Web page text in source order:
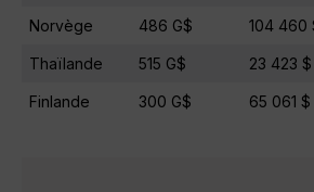
Norvège 486 G$ 104 460
Thaïlande 515 G$ 23 423 $
Finlande 300 G$ 65 061 $